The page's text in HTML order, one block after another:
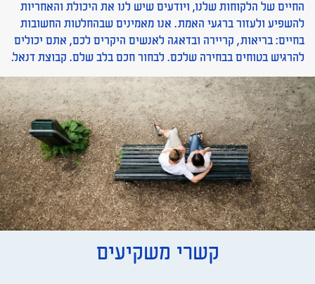
החיים של הלקוחות שלנו, ויודעים שיש לנו את היכולת והאחריות
להשפיע ולעזור ברגעי האמת. אנו מאמינים שבהחלטות החשובות
בחיים: בריאות, קריירה ובדאגה לאנשים היקרים לכם, אתם יכולים
להרגיש בטוחים בבחירה שלכם. לבחור חכם בלב שלם. קבוצת דנאל.
קשרי משקיעים